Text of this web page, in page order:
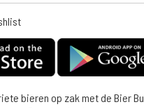
bieren op zak met de Bier